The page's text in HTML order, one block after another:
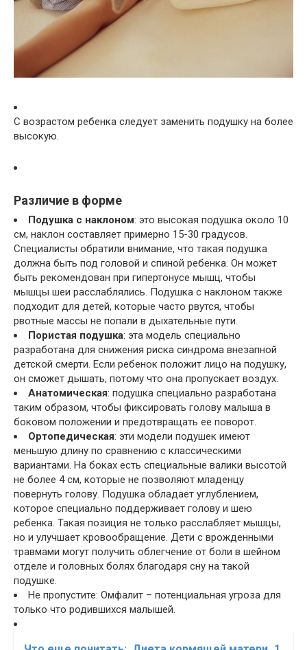
С возрастом ребенка следует заменить подушку на более
высокую.
Различие в форме
Подушка с наклоном: это высокая подушка около 10
см, наклон составляет примерно 15-30 градусов.
Специалисты обратили внимание, что такая подушка
должна быть под головой и спиной ребенка. Он может
быть рекомендован при гипертонусе мышц, чтобы
мышцы шеи расслаблялись. Подушка с наклоном также
подходит для детей, которые часто рвутся, чтобы
рвотные массы не попали в дыхательные пути.
Пористая подушка: эта модель специально
разработана для снижения риска синдрома внезапной
детской смерти. Если ребенок положит лицо на подушку,
он сможет дышать, потому что она пропускает воздух.
Анатомическая: подушка специально разработана
таким образом, чтобы фиксировать голову малыша в
боковом положении и предотвращать ее поворот.
Ортопедическая: эти модели подушек имеют
меньшую длину по сравнению с классическими
вариантами. На боках есть специальные валики высотой
не более 4 см, которые не позволяют младенцу
повернуть голову. Подушка обладает углублением,
которое специально поддерживает голову и шею
ребенка. Такая позиция не только расслабляет мышцы,
но и улучшает кровообращение. Дети с врожденными
травмами могут получить облегчение от боли в шейном
отделе и головных болях благодаря сну на такой
подушке.
Не пропустите: Омфалит – потенциальная угроза для
только что родившихся малышей.